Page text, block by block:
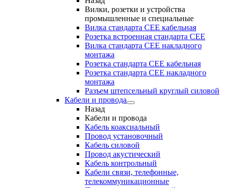
Вилки, розетки и устройства
промышленные и специальные
Вилка стандарта CEE кабельная
Розетка встроенная стандарта CEE
Вилка стандарта CEE накладного
монтажа
Розетка стандарта СЕЕ кабельная
Розетка стандарта СЕЕ накладного
монтажа
Разъем штепсельный круглый силовой
Кабели и провода
Назад
Кабели и провода
Кабель коаксиальный
Провод установочный
Кабель силовой
Провод акустический
Кабель контрольный
Кабели связи, телефонные,
телекоммуникационные